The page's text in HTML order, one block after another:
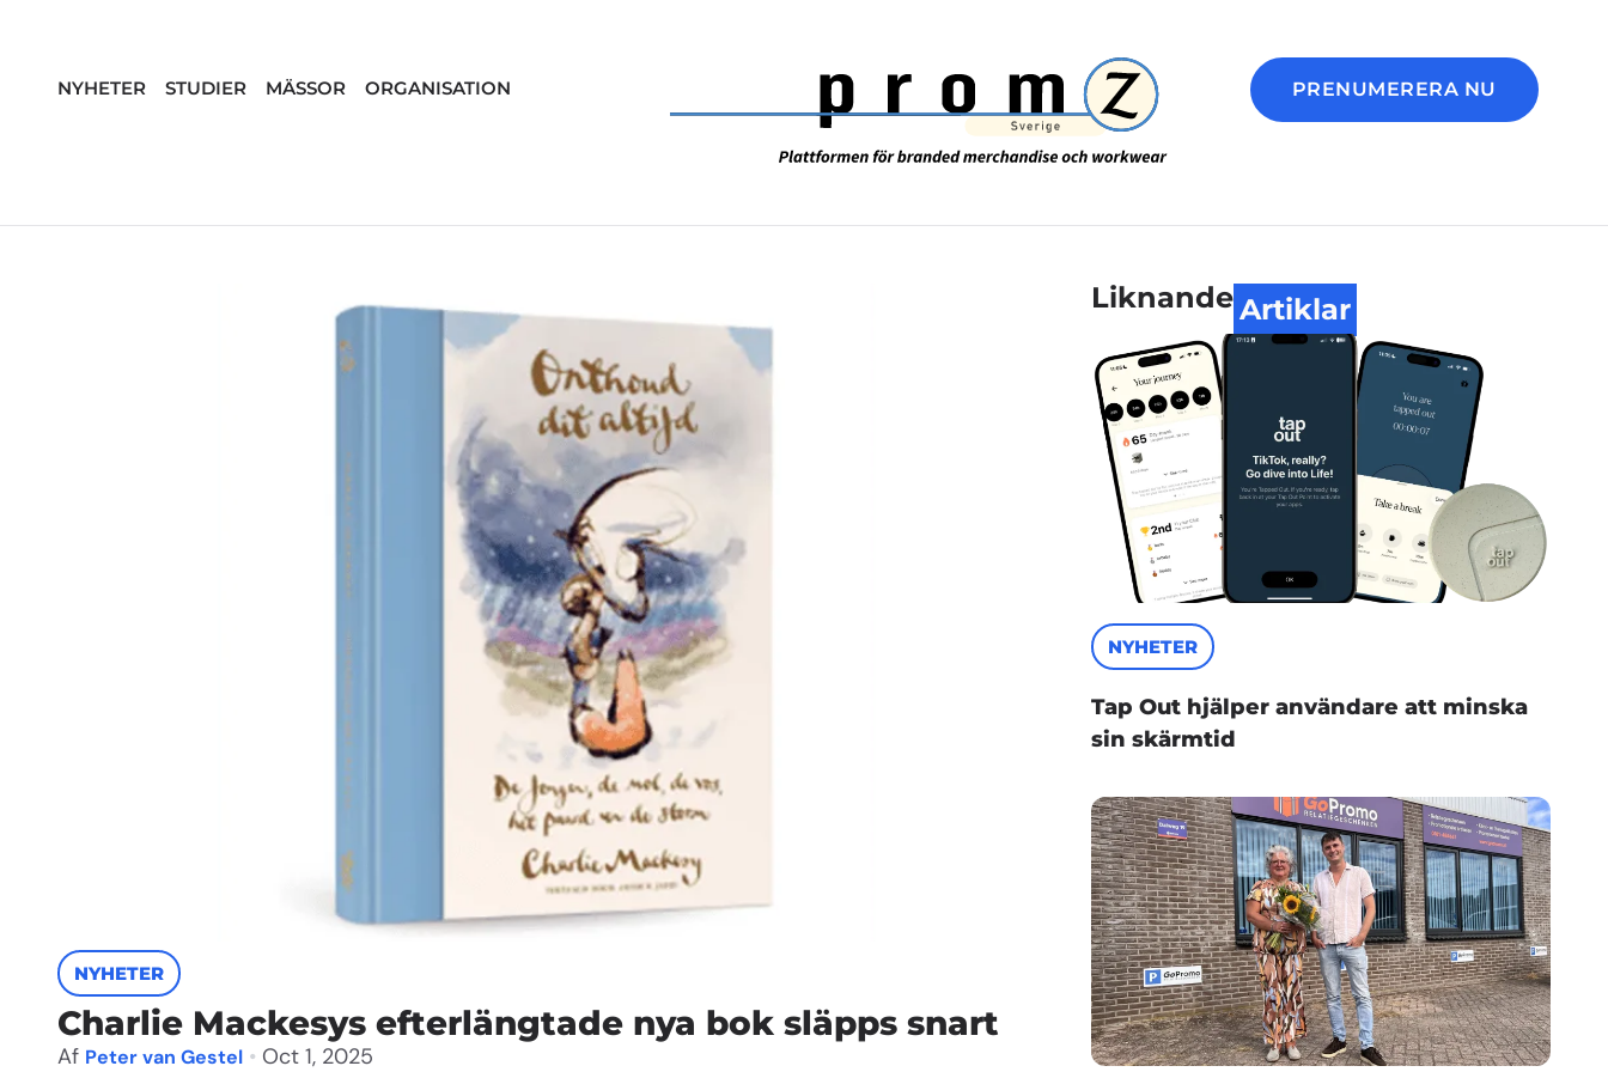
NYHETER STUDIER MÄSSOR ORGANISATION PRENUMERERA NU
NYHETER
Charlie Mackesys efterlängtade nya bok släpps snart
Af Peter van Gestel • Oct 1, 2025
LiknandeArtiklar
NYHETER
Tap Out hjälper användare att minska
sin skärmtid